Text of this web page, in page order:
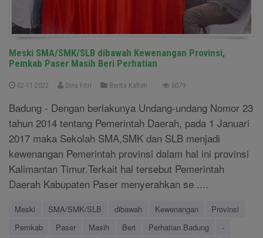
Meski SMA/SMK/SLB dibawah Kewenangan Provinsi,
Pemkab Paser Masih Beri Perhatian
02-11-2022 Dina Fitri Berita Kaltim 6079
Badung - Dengan berlakunya Undang-undang Nomor 23
tahun 2014 tentang Pemerintah Daerah, pada 1 Januari
2017 maka Sekolah SMA,SMK dan SLB menjadi
kewenangan Pemerintah provinsi dalam hal ini provinsi
Kalimantan Timur.Terkait hal tersebut Pemerintah
Daerah Kabupaten Paser menyerahkan se ....
Meski SMA/SMK/SLB dibawah Kewenangan
Provinsi
Pemkab
Paser Masih Beri Perhatian Badung
-